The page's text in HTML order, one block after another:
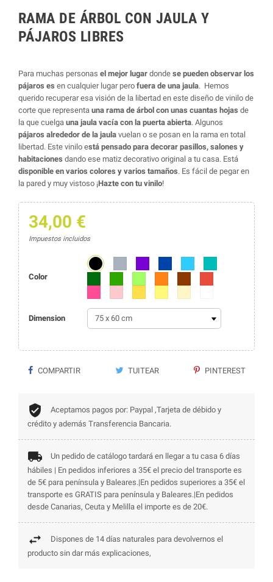
RAMA DE ÁRBOL CON JAULA Y
PÁJAROS LIBRES
Para muchas personas el mejor lugar donde se pueden observar los
pájaros es en cualquier lugar pero fuera de una jaula. Hemos
querido recuperar esa visión de la libertad en este diseño de vinilo de
corte que representa una rama de árbol con unas cuantas hojas de
la que cuelga una jaula vacía con la puerta abierta. Algunos
pájaros alrededor de la jaula vuelan o se posan en la rama en total
libertad. Este vinilo está pensado para decorar pasillos, salones y
habitaciones dando ese matiz decorativo original a tu casa. Está
disponible en varios colores y varios tamaños. Es fácil de pegar en
la pared y muy vistoso ¡Hazte con tu vinilo!
34,00 €
Impuestos incluidos
Color
Negro
Dimension
COMPARTIR TUITEAR PINTEREST
Aceptamos pagos por: Paypal ,Tarjeta de débido y
crédito y además Transferencia Bancaria.
Un pedido de catálogo tardará en llegar a tu casa 6 días
hábiles | En pedidos inferiores a 35€ el precio del transporte es
de 5€ para península y Baleares.|En pedidos superiores a 35€ el
transporte es GRATIS para península y Baleares.|En pedidos
desde Canarias, Ceuta y Melilla el importe es de 20€.
Dispones de 14 días naturales para devolvernos el
producto sin dar más explicaciones,